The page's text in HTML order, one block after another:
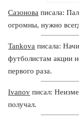
Сазонова писала:
огромны, нужно
Tankova писала:
футболистам акции
первого раза.
Ivanov писал:
получал.